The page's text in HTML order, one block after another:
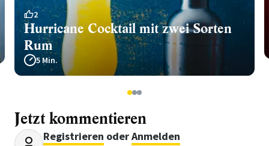
2
Hurricane Cocktail mit zwei Sorten
Rum
5 Min.
123
Jetzt kommentieren
Registrieren oderAnmelden